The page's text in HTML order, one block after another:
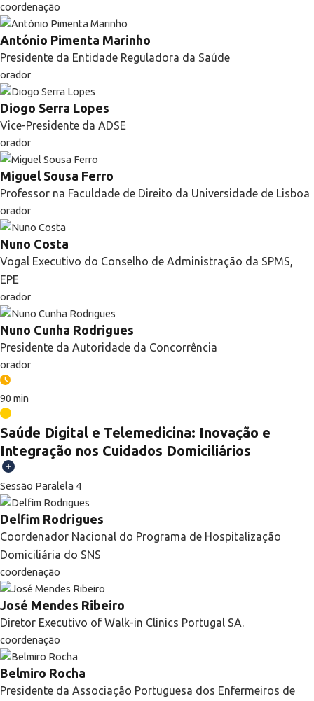
coordenação
António Pimenta Marinho
Presidente da Entidade Reguladora da Saúde
orador
Diogo Serra Lopes
Vice-Presidente da ADSE
orador
Miguel Sousa Ferro
Professor na Faculdade de Direito da Universidade de Lisboa
orador
Nuno Costa
Vogal Executivo do Conselho de Administração da SPMS,
EPE
orador
Nuno Cunha Rodrigues
Presidente da Autoridade da Concorrência
orador
90 min
Saúde Digital e Telemedicina: Inovação e
Integração nos Cuidados Domiciliários
Sessão Paralela 4
Delfim Rodrigues
Coordenador Nacional do Programa de Hospitalização
Domiciliária do SNS
coordenação
José Mendes Ribeiro
Diretor Executivo of Walk-in Clinics Portugal SA.
coordenação
Belmiro Rocha
Presidente da Associação Portuguesa dos Enfermeiros de